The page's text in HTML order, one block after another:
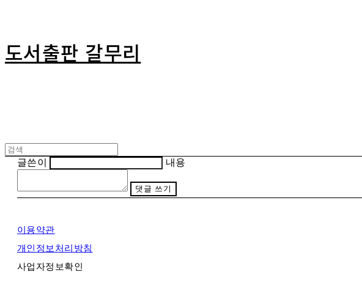
도서출판 갈무리
글쓴이 내용
댓글 쓰기
이용약관
개인정보처리방침
사업자정보확인